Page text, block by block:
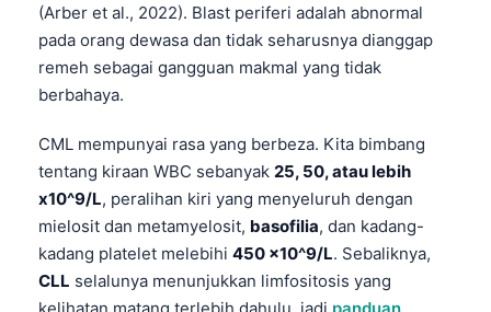
(Arber et al., 2022). Blast periferi adalah abnormal
pada orang dewasa dan tidak seharusnya dianggap
remeh sebagai gangguan makmal yang tidak
berbahaya.
CML mempunyai rasa yang berbeza. Kita bimbang
tentang kiraan WBC sebanyak 25, 50, atau lebih
x10^9/L, peralihan kiri yang menyeluruh dengan
mielosit dan metamyelosit, basofilia, dan kadang-
kadang platelet melebihi 450 x10^9/L. Sebaliknya,
CLL selalunya menunjukkan limfositosis yang